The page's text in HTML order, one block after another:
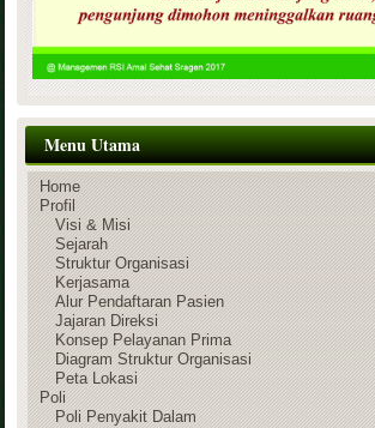
Menu Utama
Home
Profil
Visi & Misi
Sejarah
Struktur Organisasi
Kerjasama
Alur Pendaftaran Pasien
Jajaran Direksi
Konsep Pelayanan Prima
Diagram Struktur Organisasi
Peta Lokasi
Poli
Poli Penyakit Dalam